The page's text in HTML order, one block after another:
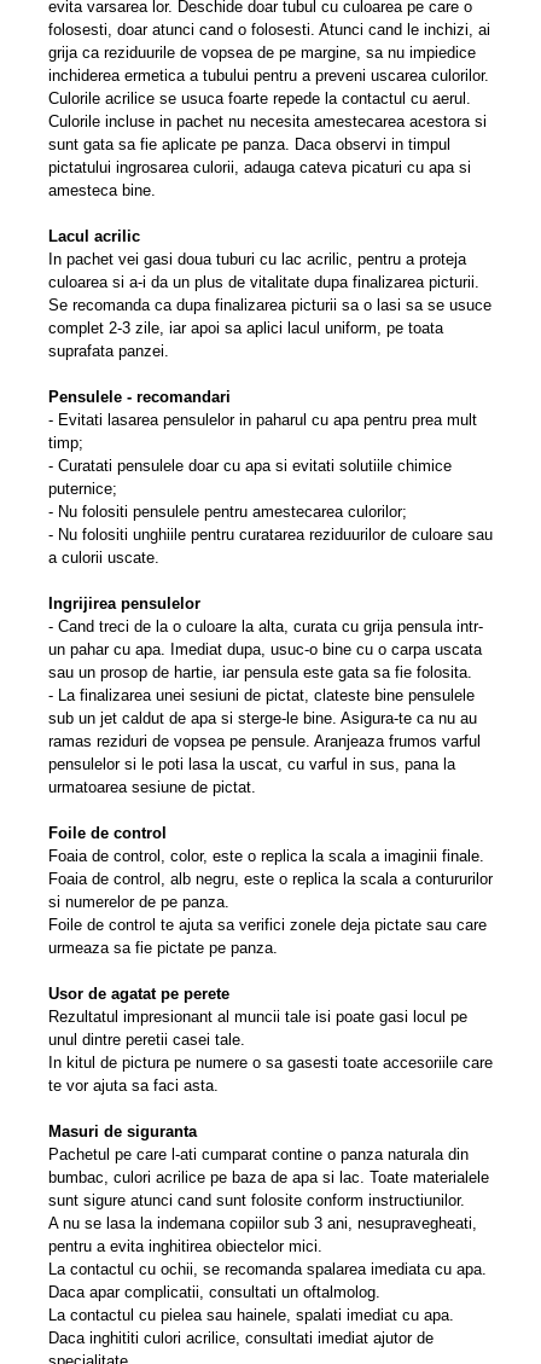
evita varsarea lor. Deschide doar tubul cu culoarea pe care o
folosesti, doar atunci cand o folosesti. Atunci cand le inchizi, ai
grija ca reziduurile de vopsea de pe margine, sa nu impiedice
inchiderea ermetica a tubului pentru a preveni uscarea culorilor.
Culorile acrilice se usuca foarte repede la contactul cu aerul.
Culorile incluse in pachet nu necesita amestecarea acestora si
sunt gata sa fie aplicate pe panza. Daca observi in timpul
pictatului ingrosarea culorii, adauga cateva picaturi cu apa si
amesteca bine.
Lacul acrilic
In pachet vei gasi doua tuburi cu lac acrilic, pentru a proteja
culoarea si a-i da un plus de vitalitate dupa finalizarea picturii.
Se recomanda ca dupa finalizarea picturii sa o lasi sa se usuce
complet 2-3 zile, iar apoi sa aplici lacul uniform, pe toata
suprafata panzei.
Pensulele - recomandari
- Evitati lasarea pensulelor in paharul cu apa pentru prea mult
timp;
- Curatati pensulele doar cu apa si evitati solutiile chimice
puternice;
- Nu folositi pensulele pentru amestecarea culorilor;
- Nu folositi unghiile pentru curatarea reziduurilor de culoare sau
a culorii uscate.
Ingrijirea pensulelor
- Cand treci de la o culoare la alta, curata cu grija pensula intr-
un pahar cu apa. Imediat dupa, usuc-o bine cu o carpa uscata
sau un prosop de hartie, iar pensula este gata sa fie folosita.
- La finalizarea unei sesiuni de pictat, clateste bine pensulele
sub un jet caldut de apa si sterge-le bine. Asigura-te ca nu au
ramas reziduri de vopsea pe pensule. Aranjeaza frumos varful
pensulelor si le poti lasa la uscat, cu varful in sus, pana la
urmatoarea sesiune de pictat.
Foile de control
Foaia de control, color, este o replica la scala a imaginii finale.
Foaia de control, alb negru, este o replica la scala a contururilor
si numerelor de pe panza.
Foile de control te ajuta sa verifici zonele deja pictate sau care
urmeaza sa fie pictate pe panza.
Usor de agatat pe perete
Rezultatul impresionant al muncii tale isi poate gasi locul pe
unul dintre peretii casei tale.
In kitul de pictura pe numere o sa gasesti toate accesoriile care
te vor ajuta sa faci asta.
Masuri de siguranta
Pachetul pe care l-ati cumparat contine o panza naturala din
bumbac, culori acrilice pe baza de apa si lac. Toate materialele
sunt sigure atunci cand sunt folosite conform instructiunilor.
A nu se lasa la indemana copiilor sub 3 ani, nesupravegheati,
pentru a evita inghitirea obiectelor mici.
La contactul cu ochii, se recomanda spalarea imediata cu apa.
Daca apar complicatii, consultati un oftalmolog.
La contactul cu pielea sau hainele, spalati imediat cu apa.
Daca inghititi culori acrilice, consultati imediat ajutor de